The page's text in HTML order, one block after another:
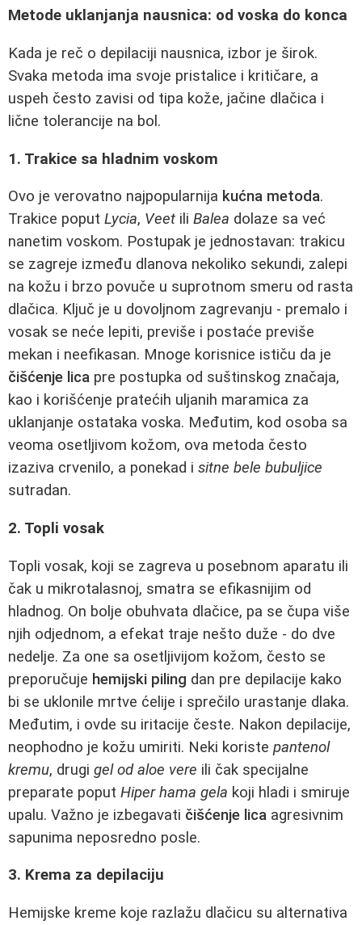
Metode uklanjanja nausnica: od voska do konca
Kada je reč o depilaciji nausnica, izbor je širok.
Svaka metoda ima svoje pristalice i kritičare, a
uspeh često zavisi od tipa kože, jačine dlačica i
lične tolerancije na bol.
1. Trakice sa hladnim voskom
Ovo je verovatno najpopularnija kućna metoda.
Trakice poput Lycia, Veet ili Balea dolaze sa već
nanetim voskom. Postupak je jednostavan: trakicu
se zagreje između dlanova nekoliko sekundi, zalepi
na kožu i brzo povuče u suprotnom smeru od rasta
dlačica. Ključ je u dovoljnom zagrevanju - premalo i
vosak se neće lepiti, previše i postaće previše
mekan i neefikasan. Mnoge korisnice ističu da je
čišćenje lica pre postupka od suštinskog značaja,
kao i korišćenje pratećih uljanih maramica za
uklanjanje ostataka voska. Međutim, kod osoba sa
veoma osetljivom kožom, ova metoda često
izaziva crvenilo, a ponekad i sitne bele bubuljice
sutradan.
2. Topli vosak
Topli vosak, koji se zagreva u posebnom aparatu ili
čak u mikrotalasnoj, smatra se efikasnijim od
hladnog. On bolje obuhvata dlačice, pa se čupa više
njih odjednom, a efekat traje nešto duže - do dve
nedelje. Za one sa osetljivijom kožom, često se
preporučuje hemijski piling dan pre depilacije kako
bi se uklonile mrtve ćelije i sprečilo urastanje dlaka.
Međutim, i ovde su iritacije česte. Nakon depilacije,
neophodno je kožu umiriti. Neki koriste pantenol
kremu, drugi gel od aloe vere ili čak specijalne
preparate poput Hiper hama gela koji hladi i smiruje
upalu. Važno je izbegavati čišćenje lica agresivnim
sapunima neposredno posle.
3. Krema za depilaciju
Hemijske kreme koje razlažu dlačicu su alternativa